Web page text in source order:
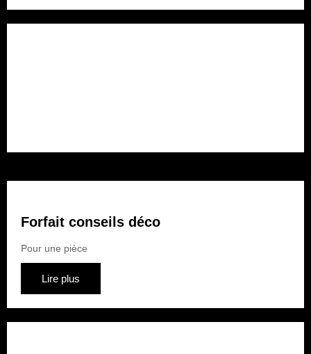
Forfait conseils déco
Pour une pièce
Lire plus